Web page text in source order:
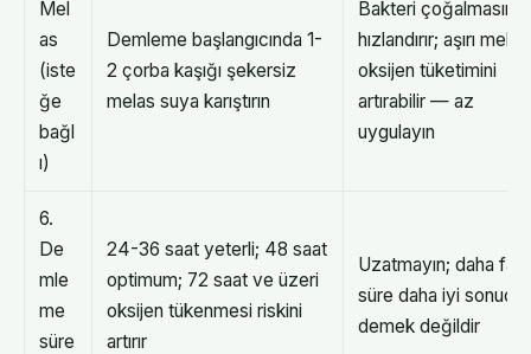
Mel
as
(iste
ğe
bağl
ı)
Demleme başlangıcında 1-
2 çorba kaşığı şekersiz
melas suya karıştırın
Bakteri çoğalmasını
hızlandırır; aşırı melas
oksijen tüketimini
artırabilir — az
uygulayın
6.
De
mle
me
süre
24-36 saat yeterli; 48 saat
optimum; 72 saat ve üzeri
oksijen tükenmesi riskini
artırır
Uzatmayın; daha
süre daha iyi sonuç
demek değildir